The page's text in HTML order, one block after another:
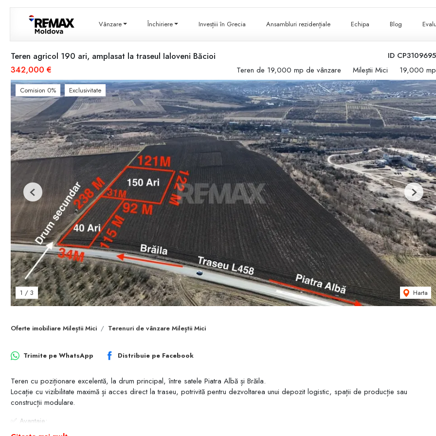
Vânzare Închiriere Invesțiii în Grecia Ansambluri rezidențiale Echipa Blog
ID CP3109695
Teren agricol 190 ari, amplasat la traseul Ialoveni Băcioi
342,000 €
Teren de 19,000 mp de vânzare Mileștii Mici 19,000 mp
Comision 0% Exclusivitate
1 / 3 Harta
Previous Next
Oferte imobiliare Mileștii Mici Terenuri de vânzare Mileștii Mici
Trimite pe WhatsApp Distribuie pe Facebook
Teren cu poziționare excelentă, la drum principal, între satele Piatra Albă și Brăila.
Locație cu vizibilitate maximă și acces direct la traseu, potrivită pentru dezvoltarea unui depozit logistic, spații de producție sau
construcții modulare.
✅ Avantaje: